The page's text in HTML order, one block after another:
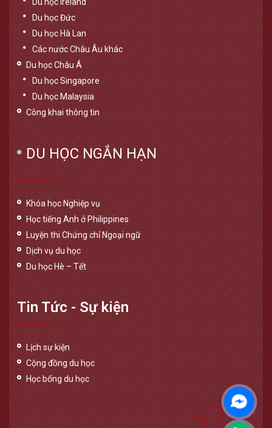
Du học Ireland
Du học Đức
Du học Hà Lan
Các nước Châu Âu khác
Du học Châu Á
Du học Singapore
Du học Malaysia
Công khai thông tin
DU HỌC NGẮN HẠN
Khóa học Nghiệp vụ
Học tiếng Anh ở Philippines
Luyện thi Chứng chỉ Ngoại ngữ
Dịch vụ du học
Du học Hè – Tết
Tin Tức - Sự kiện
Lịch sự kiện
Cộng đồng du học
Học bổng du học